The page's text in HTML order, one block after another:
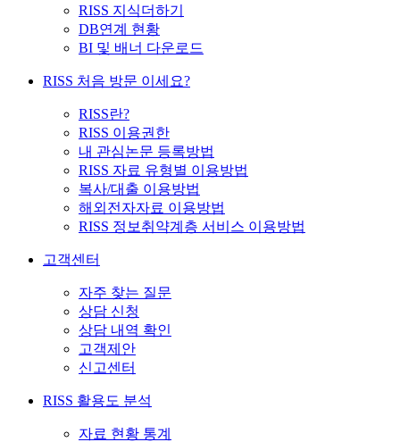
RISS 지식더하기
DB연계 현황
BI 및 배너 다운로드
RISS 처음 방문 이세요?
RISS란?
RISS 이용권한
내 관심논문 등록방법
RISS 자료 유형별 이용방법
복사/대출 이용방법
해외전자자료 이용방법
RISS 정보취약계층 서비스 이용방법
고객센터
자주 찾는 질문
상담 신청
상담 내역 확인
고객제안
신고센터
RISS 활용도 분석
자료 현황 통계